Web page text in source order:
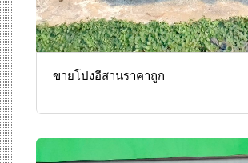
ขายโปงอีสานราคาถูก